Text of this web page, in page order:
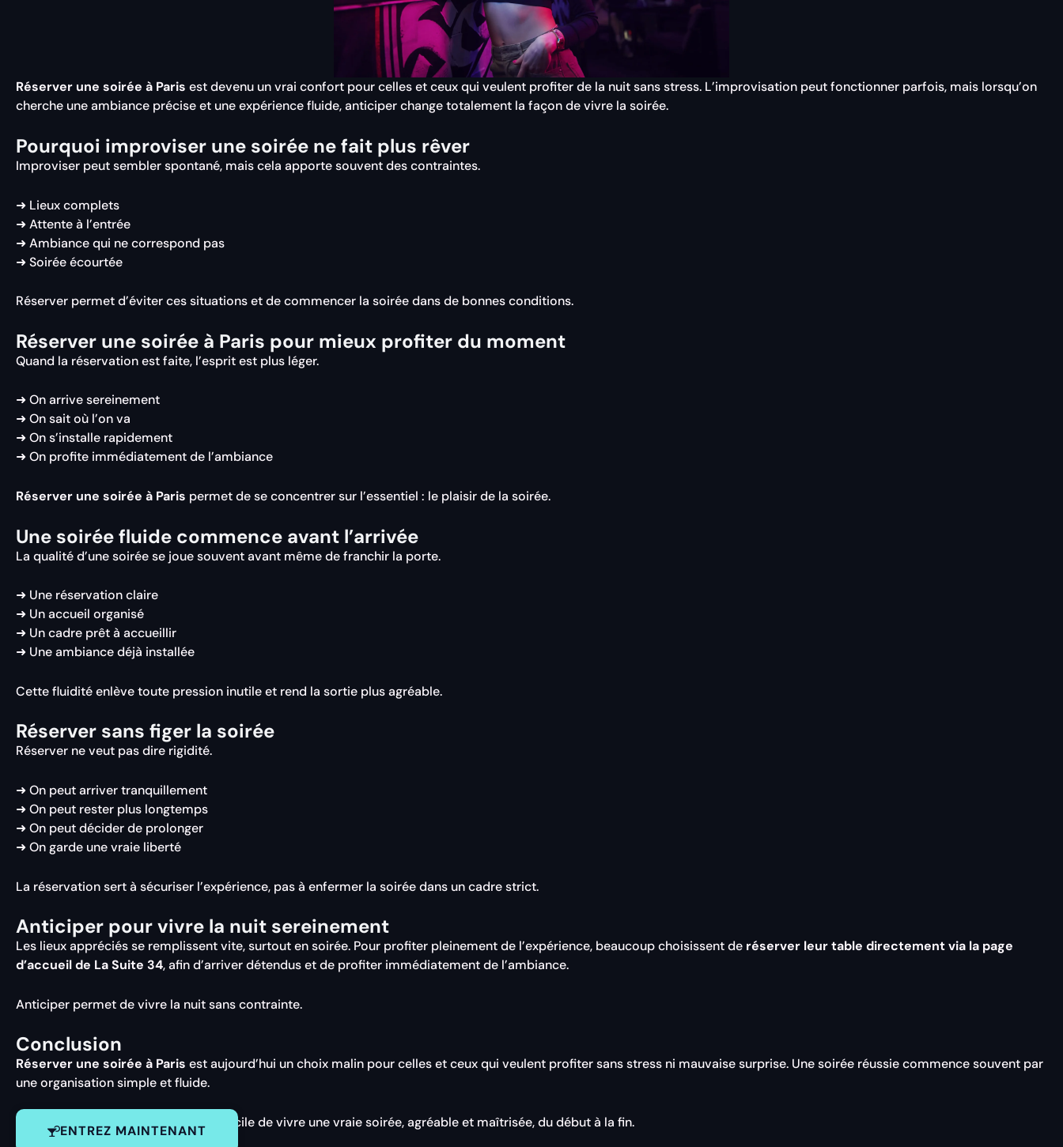
Réserver une soirée à Paris est devenu un vrai confort pour celles et ceux qui veulent profiter de la nuit sans stress. L’improvisation peut fonctionner parfois, mais lorsqu’on
cherche une ambiance précise et une expérience fluide, anticiper change totalement la façon de vivre la soirée.
Pourquoi improviser une soirée ne fait plus rêver
Improviser peut sembler spontané, mais cela apporte souvent des contraintes.
➜ Lieux complets
➜ Attente à l’entrée
➜ Ambiance qui ne correspond pas
➜ Soirée écourtée
Réserver permet d’éviter ces situations et de commencer la soirée dans de bonnes conditions.
Réserver une soirée à Paris pour mieux profiter du moment
Quand la réservation est faite, l’esprit est plus léger.
➜ On arrive sereinement
➜ On sait où l’on va
➜ On s’installe rapidement
➜ On profite immédiatement de l’ambiance
Réserver une soirée à Paris permet de se concentrer sur l’essentiel : le plaisir de la soirée.
Une soirée fluide commence avant l’arrivée
La qualité d’une soirée se joue souvent avant même de franchir la porte.
➜ Une réservation claire
➜ Un accueil organisé
➜ Un cadre prêt à accueillir
➜ Une ambiance déjà installée
Cette fluidité enlève toute pression inutile et rend la sortie plus agréable.
Réserver sans figer la soirée
Réserver ne veut pas dire rigidité.
➜ On peut arriver tranquillement
➜ On peut rester plus longtemps
➜ On peut décider de prolonger
➜ On garde une vraie liberté
La réservation sert à sécuriser l’expérience, pas à enfermer la soirée dans un cadre strict.
Anticiper pour vivre la nuit sereinement
Les lieux appréciés se remplissent vite, surtout en soirée. Pour profiter pleinement de l’expérience, beaucoup choisissent de réserver leur table directement via la page
d’accueil de La Suite 34, afin d’arriver détendus et de profiter immédiatement de l’ambiance.
Anticiper permet de vivre la nuit sans contrainte.
Conclusion
Réserver une soirée à Paris est aujourd’hui un choix malin pour celles et ceux qui veulent profiter sans stress ni mauvaise surprise. Une soirée réussie commence souvent par
une organisation simple et fluide.
réservant à l’avance, il devient facile de vivre une vraie soirée, agréable et maîtrisée, du début à la fin.
ENTREZ MAINTENANT